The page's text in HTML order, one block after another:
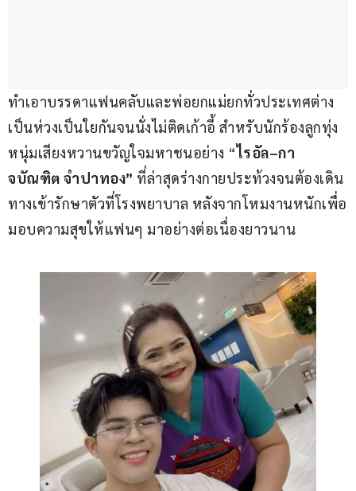
ทำเอาบรรดาแฟนคลับและพ่อยกแม่ยกทั่วประเทศต่าง
เป็นห่วงเป็นใยกันจนนั่งไม่ติดเก้าอี้ สำหรับนักร้องลูกทุ่ง
หนุ่มเสียงหวานขวัญใจมหาชนอย่าง “ไรอัล–กา
จบัณฑิต จำปาทอง” ที่ล่าสุดร่างกายประท้วงจนต้องเดิน
ทางเข้ารักษาตัวที่โรงพยาบาล หลังจากโหมงานหนักเพื่อ
มอบความสุขให้แฟนๆ มาอย่างต่อเนื่องยาวนาน